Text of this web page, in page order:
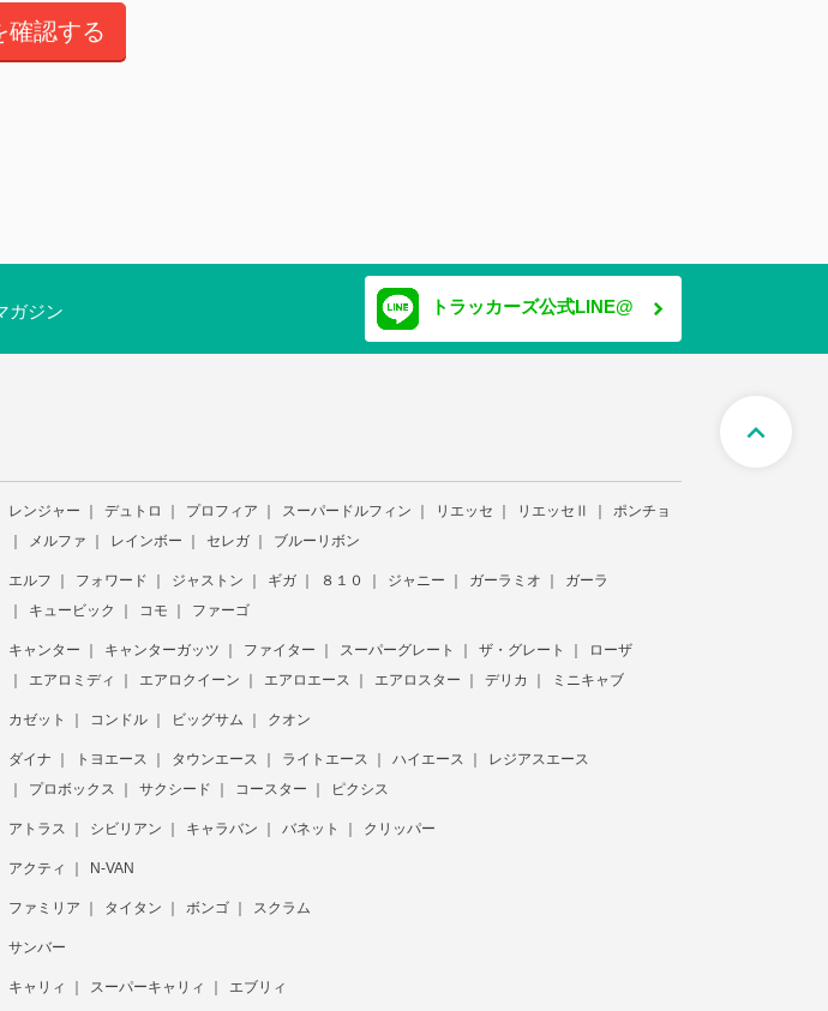
expand_less
ガジン トラッカーズ公式LINE@
レンジャー デュトロ プロフィア スーパードルフィン リエッセ リエッセⅡ
ポンチョ
メルファ
レインボー セレガ ブルーリボン
エルフ フォワード ジャストン ギガ ８１０ ジャニー ガーラミオ
ガーラ
キュービック
コモ ファーゴ
キャンター キャンターガッツ ファイター スーパーグレート ザ・グレート
ローザ
エアロミディ
エアロクイーン エアロエース エアロスター デリカ ミニキャブ
カゼット コンドル ビッグサム クオン
ダイナ トヨエース タウンエース ライトエース ハイエース
レジアスエース
プロボックス
サクシード コースター ピクシス
アトラス シビリアン キャラバン バネット クリッパー
アクティ N-VAN
ファミリア タイタン ボンゴ スクラム
サンバー
キャリィ スーパーキャリィ エブリィ